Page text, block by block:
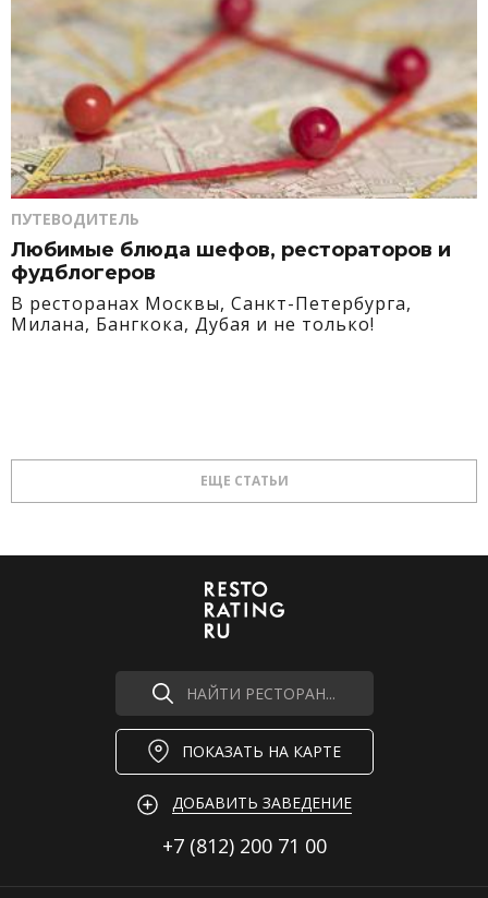
ПУТЕВОДИТЕЛЬ
Любимые блюда шефов, рестораторов и
фудблогеров
В ресторанах Москвы, Санкт-Петербурга,
Милана, Бангкока, Дубая и не только!
ЕЩЕ СТАТЬИ
НАЙТИ РЕСТОРАН...
ПОКАЗАТЬ НА КАРТЕ
ДОБАВИТЬ ЗАВЕДЕНИЕ
+7 (812) 200 71 00